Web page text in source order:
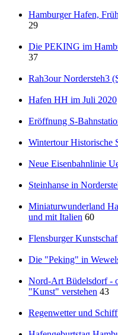
Hamburger Hafen,
29
Die PEKING im
37
Rah3our Nordersteh3
Hafen HH im Juli 2020
Eröffnung S-
Wintertour Historische
Neue Eisenbahnlinie
Steinhanse in
Miniaturwunderland
und mit Italien 60
Flensburger
Die "Peking" in
Nord-Art Büdelsdorf -
"Kunst" verstehen 43
Regenwetter und